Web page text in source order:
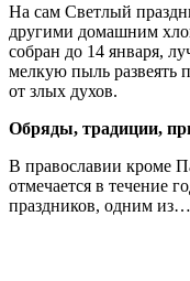
На сам Светлый
другими домашним
собран до 14 января,
мелкую пыль развеять
от злых духов.
Обряды, традиции,
В православии кроме
отмечается в течение
праздников, одним из…